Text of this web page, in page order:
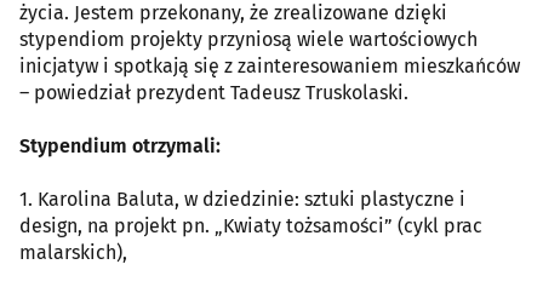
życia. Jestem przekonany, że zrealizowane dzięki
stypendiom projekty przyniosą wiele wartościowych
inicjatyw i spotkają się z zainteresowaniem mieszkańców
– powiedział prezydent Tadeusz Truskolaski.
Stypendium otrzymali:
1. Karolina Baluta, w dziedzinie: sztuki plastyczne i
design, na projekt pn. „Kwiaty tożsamości” (cykl prac
malarskich),